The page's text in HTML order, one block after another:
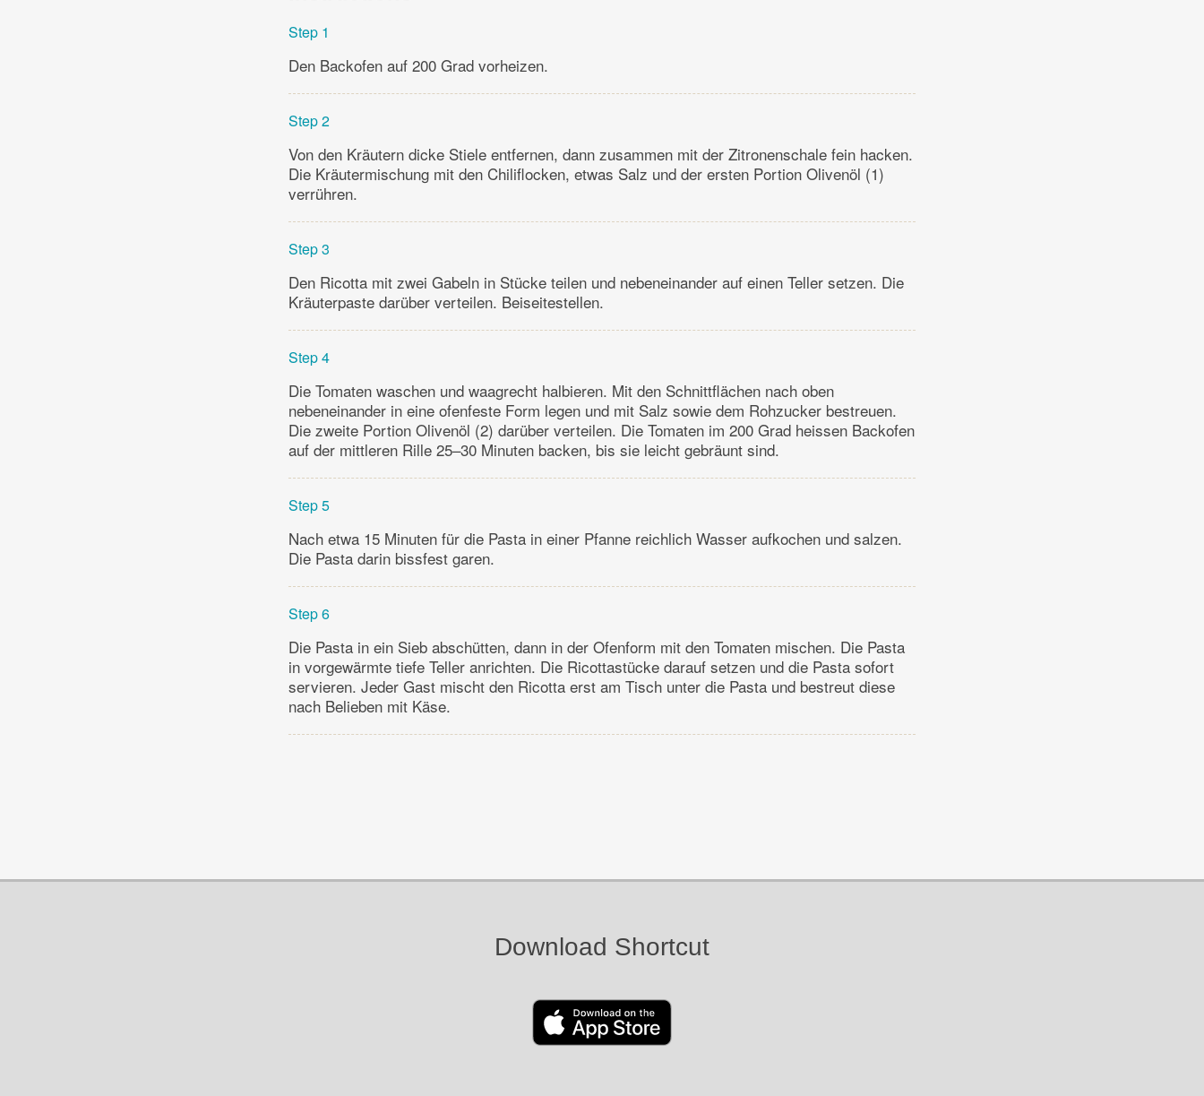
Step 1
Den Backofen auf 200 Grad vorheizen.
Step 2
Von den Kräutern dicke Stiele entfernen, dann zusammen mit der Zitronenschale fein hacken.
Die Kräutermischung mit den Chiliflocken, etwas Salz und der ersten Portion Olivenöl (1)
verrühren.
Step 3
Den Ricotta mit zwei Gabeln in Stücke teilen und nebeneinander auf einen Teller setzen. Die
Kräuterpaste darüber verteilen. Beiseitestellen.
Step 4
Die Tomaten waschen und waagrecht halbieren. Mit den Schnittflächen nach oben
nebeneinander in eine ofenfeste Form legen und mit Salz sowie dem Rohzucker bestreuen.
Die zweite Portion Olivenöl (2) darüber verteilen. Die Tomaten im 200 Grad heissen Backofen
auf der mittleren Rille 25–30 Minuten backen, bis sie leicht gebräunt sind.
Step 5
Nach etwa 15 Minuten für die Pasta in einer Pfanne reichlich Wasser aufkochen und salzen.
Die Pasta darin bissfest garen.
Step 6
Die Pasta in ein Sieb abschütten, dann in der Ofenform mit den Tomaten mischen. Die Pasta
in vorgewärmte tiefe Teller anrichten. Die Ricottastücke darauf setzen und die Pasta sofort
servieren. Jeder Gast mischt den Ricotta erst am Tisch unter die Pasta und bestreut diese
nach Belieben mit Käse.
Download Shortcut